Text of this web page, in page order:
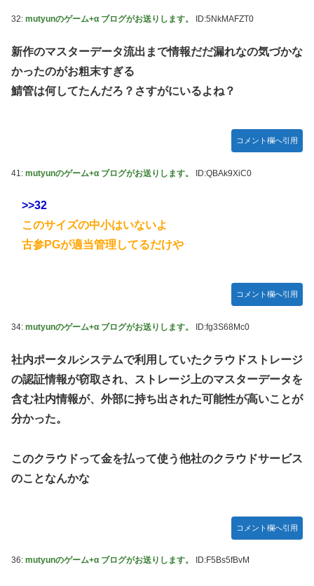
32: mutyunのゲーム+α ブログがお送りします。 ID:5NkMAFZT0
新作のマスターデータ流出まで情報だだ漏れなの気づかな
かったのがお粗末すぎる
鯖管は何してたんだろ？さすがにいるよね？
コメント欄へ引用
41: mutyunのゲーム+α ブログがお送りします。 ID:QBAk9XiC0
>>32
このサイズの中小はいないよ
古参PGが適当管理してるだけや
コメント欄へ引用
34: mutyunのゲーム+α ブログがお送りします。 ID:fg3S68Mc0
社内ポータルシステムで利用していたクラウドストレージ
の認証情報が窃取され、ストレージ上のマスターデータを
含む社内情報が、外部に持ち出された可能性が高いことが
分かった。
このクラウドって金を払って使う他社のクラウドサービス
のことなんかな
コメント欄へ引用
36: mutyunのゲーム+α ブログがお送りします。 ID:F5Bs5fBvM